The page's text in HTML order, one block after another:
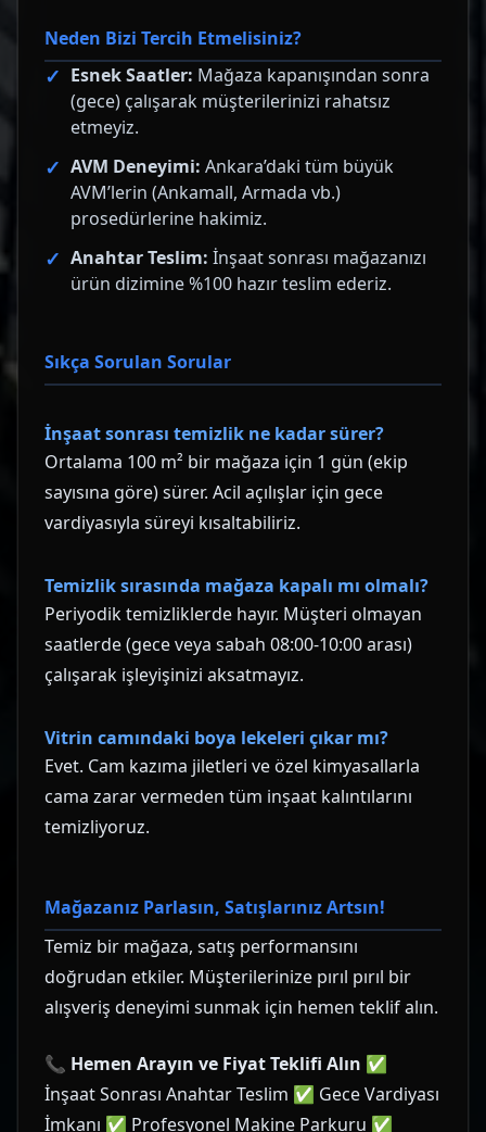
Neden Bizi Tercih Etmelisiniz?
Esnek Saatler: Mağaza kapanışından sonra
(gece) çalışarak müşterilerinizi rahatsız
etmeyiz.
AVM Deneyimi: Ankara’daki tüm büyük
AVM’lerin (Ankamall, Armada vb.)
prosedürlerine hakimiz.
Anahtar Teslim: İnşaat sonrası mağazanızı
ürün dizimine %100 hazır teslim ederiz.
Sıkça Sorulan Sorular
İnşaat sonrası temizlik ne kadar sürer?
Ortalama 100 m² bir mağaza için 1 gün (ekip
sayısına göre) sürer. Acil açılışlar için gece
vardiyasıyla süreyi kısaltabiliriz.
Temizlik sırasında mağaza kapalı mı olmalı?
Periyodik temizliklerde hayır. Müşteri olmayan
saatlerde (gece veya sabah 08:00-10:00 arası)
çalışarak işleyişinizi aksatmayız.
Vitrin camındaki boya lekeleri çıkar mı?
Evet. Cam kazıma jiletleri ve özel kimyasallarla
cama zarar vermeden tüm inşaat kalıntılarını
temizliyoruz.
Mağazanız Parlasın, Satışlarınız Artsın!
Temiz bir mağaza, satış performansını
doğrudan etkiler. Müşterilerinize pırıl pırıl bir
alışveriş deneyimi sunmak için hemen teklif alın.
📞 Hemen Arayın ve Fiyat Teklifi Alın ✅
İnşaat Sonrası Anahtar Teslim ✅ Gece Vardiyası
İmkanı ✅ Profesyonel Makine Parkuru ✅